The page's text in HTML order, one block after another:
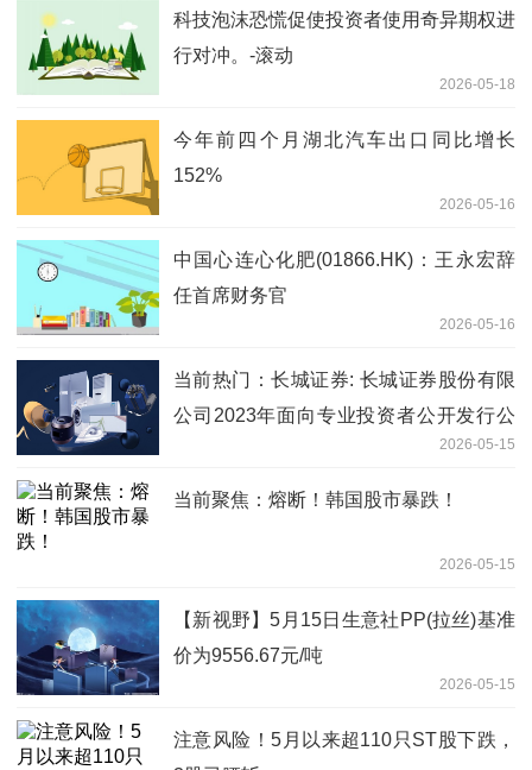
科技泡沫恐慌促使投资者使用奇异期权进
行对冲。-滚动
2026-05-18
今年前四个月湖北汽车出口同比增长
152%
2026-05-16
中国心连心化肥(01866.HK)：王永宏辞
任首席财务官
2026-05-16
当前热门：长城证券: 长城证券股份有限
公司2023年面向专业投资者公开发行公
司债券（第三期）（品种一）付息兑付暨
摘牌公告
2026-05-15
当前聚焦：熔断！韩国股市暴跌！
2026-05-15
【新视野】5月15日生意社PP(拉丝)基准
价为9556.67元/吨
2026-05-15
注意风险！5月以来超110只ST股下跌，